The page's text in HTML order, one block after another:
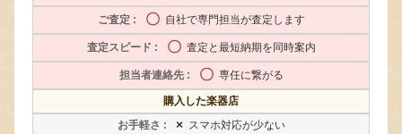
〇 自社で専門担当が査定します
〇 査定と最短納期を同時案内
〇 専任に繋がる
購入した楽器店
× スマホ対応が少ない